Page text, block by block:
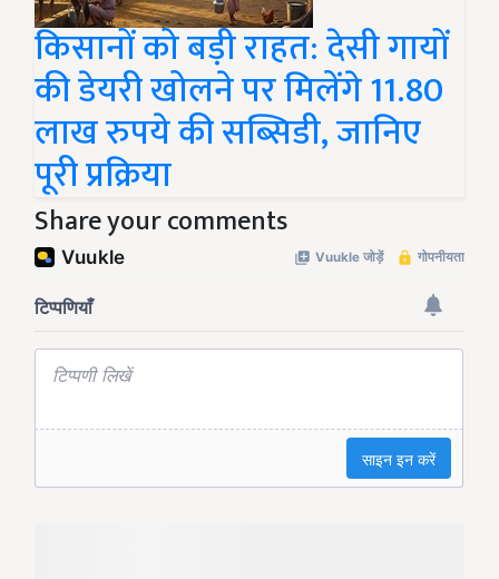
किसानों को बड़ी राहत: देसी गायों
की डेयरी खोलने पर मिलेंगे 11.80
लाख रुपये की सब्सिडी, जानिए
पूरी प्रक्रिया
Share your comments